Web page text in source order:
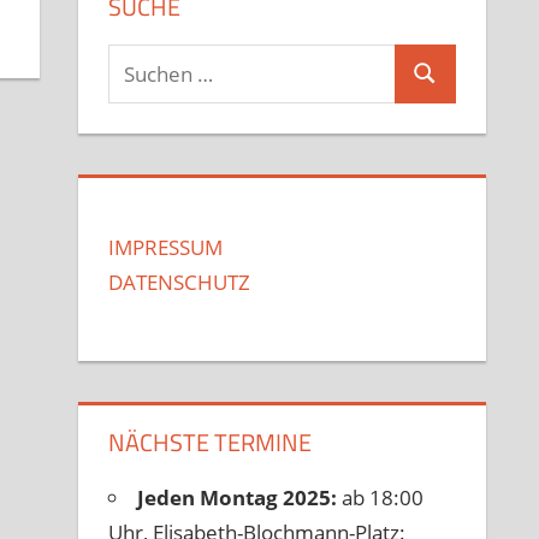
Suchen
nach:
Suchen
IMPRESSUM
DATENSCHUTZ
NÄCHSTE TERMINE
Jeden Montag 2025:ab 18:00
Uhr, Elisabeth-Blochmann-Platz: